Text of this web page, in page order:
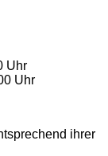
Uhr
Uhr
ihrer